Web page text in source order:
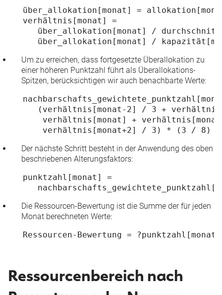
über_allokation[monat] =
   verhältnis[monat] =
über_allokation[monat] /
über_allokation[monat] /
Um zu erreichen, dass fortgesetzte Überallokation zu
einer höheren Punktzahl führt als Überallokations-
Spitzen, berücksichtigen wir auch benachbarte Werte:
(verhältnis[monat-2] / 3 +
verhältnis[monat] +
       verhältnis[monat+2] / 3) * (3 / 8)
Der nächste Schritt besteht in der Anwendung des oben
beschriebenen Alterungsfaktors:
   punktzahl[monat] =
Die Ressourcen-Bewertung ist die Summe der für jeden
Monat berechneten Werte:
Ressourcen-Bewertung =
Ressourcenbereich nach